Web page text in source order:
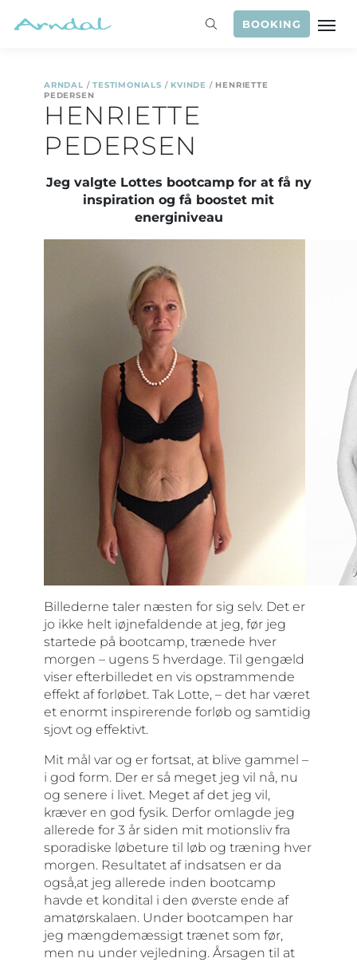
BOOKING
ARNDAL /TESTIMONIALS / KVINDE / HENRIETTE
PEDERSEN
HENRIETTE
PEDERSEN
Jeg valgte Lottes bootcamp for at få ny
inspiration og få boostet mit
energiniveau
Billederne taler næsten for sig selv. Det er
jo ikke helt iøjnefaldende at jeg, før jeg
startede på bootcamp, trænede hver
morgen – ugens 5 hverdage. Til gengæld
viser efterbilledet en vis opstrammende
effekt af forløbet. Tak Lotte, – det har været
et enormt inspirerende forløb og samtidig
sjovt og effektivt.
Mit mål var og er fortsat, at blive gammel –
i god form. Der er så meget jeg vil nå, nu
og senere i livet. Meget af det jeg vil,
kræver en god fysik. Derfor omlagde jeg
allerede for 3 år siden mit motionsliv fra
sporadiske løbeture til løb og træning hver
morgen. Resultatet af indsatsen er da
også,at jeg allerede inden bootcamp
havde et kondital i den øverste ende af
amatørskalaen. Under bootcampen har
jeg mængdemæssigt trænet som før,
men nu under vejledning. Årsagen til at